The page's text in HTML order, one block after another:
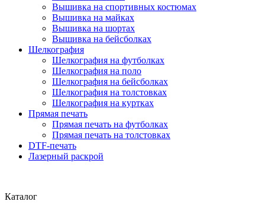
Вышивка на спортивных костюмах
Вышивка на майках
Вышивка на шортах
Вышивка на бейсболках
Шелкография
Шелкография на футболках
Шелкография на поло
Шелкография на бейсболках
Шелкография на толстовках
Шелкография на куртках
Прямая печать
Прямая печать на футболках
Прямая печать на толстовках
DTF-печать
Лазерный раскрой
Каталог